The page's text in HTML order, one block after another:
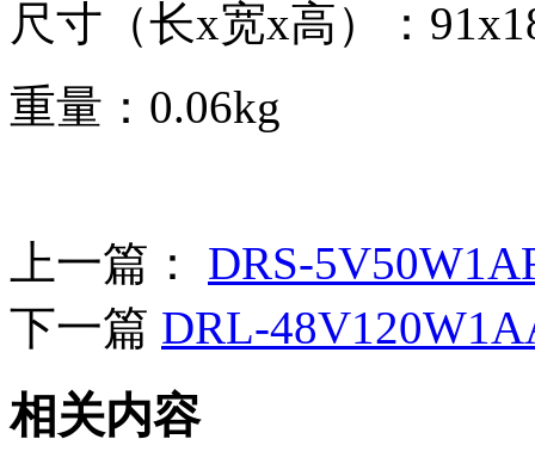
尺寸（长x宽x高）：
重量：0.06kg
上一篇： DRS-
下一篇 DRL-
相关内容